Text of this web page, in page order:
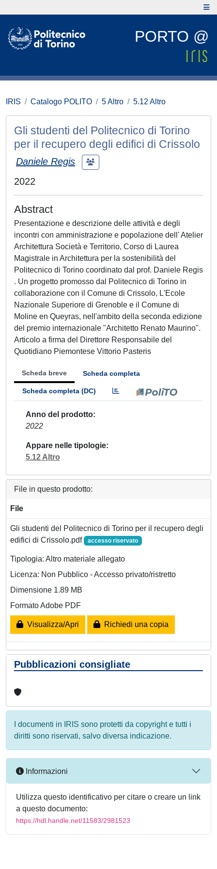
PORTO @
IRIS Catalogo POLITO 5 Altro 5.12 Altro
Gli studenti del Politecnico di Torino
per il recupero degli edifici di Crissolo
Daniele Regis
2022
Abstract
Presentazione e descrizione delle attività e degli
incontri con amministrazione e popolazione dell' Atelier
Architettura Società e Territorio, Corso di Laurea
Magistrale in Architettura per la sostenibilità del
Politecnico di Torino coordinato dal prof. Daniele Regis
. Un progetto promosso dal Politecnico di Torino in
collaborazione con il Comune di Crissolo, L'Ecole
Nazionale Superiore di Grenoble e il Comune di
Moline en Queyras, nell'ambito della seconda edizione
del premio internazionale "Architetto Renato Maurino".
Articolo a firma del Direttore Responsabile del
Quotidiano Piemontese Vittorio Pasteris
Scheda breve Scheda completa
Scheda completa (DC)
Anno del prodotto
2022
Appare nelle tipologie
5.12 Altro
File in questo prodotto:
File
Gli studenti del Politecnico di Torino per il recupero degli
edifici di Crissolo.pdf
accesso riservato
Tipologia: Altro materiale allegato
Licenza: Non Pubblico - Accesso privato/ristretto
Dimensione 1.89 MB
Formato Adobe PDF
Visualizza/Apri Richiedi una copia
Pubblicazioni consigliate
I documenti in IRIS sono protetti da copyright e tutti i
diritti sono riservati, salvo diversa indicazione.
Informazioni
Utilizza questo identificativo per citare o creare un link
a questo documento:
https://hdl.handle.net/11583/2981523